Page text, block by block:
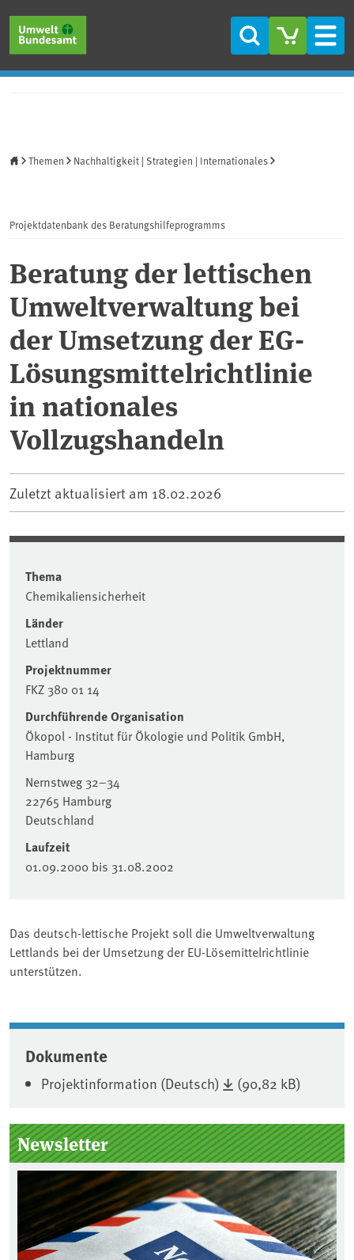
Suche
Themen Nachhaltigkeit | Strategien | Internationales
Projektdatenbank des Beratungshilfeprogramms
Beratung der lettischen
Umweltverwaltung bei
der Umsetzung der EG-
Lösungsmittelrichtlinie
in nationales
Vollzugshandeln
Zuletzt aktualisiert am 18.02.2026
Thema
Chemikaliensicherheit
Länder
Lettland
Projektnummer
FKZ 380 01 14
Durchführende Organisation
Ökopol - Institut für Ökologie und Politik GmbH,
Hamburg
Nernstweg 32–34
22765 Hamburg
Deutschland
Laufzeit
01.09.2000 bis 31.08.2002
Das deutsch-lettische Projekt soll die Umweltverwaltung
Lettlands bei der Umsetzung der EU-Lösemittelrichtlinie
unterstützen.
Dokumente
Projektinformation (Deutsch) (90,82 kB)
Seitenleiste
Newsletter